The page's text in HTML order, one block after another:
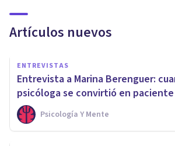
Artículos nuevos
ENTREVISTAS
Entrevista a Marina Berenguer:
psicóloga se convirtió en paciente
Psicología Y Mente